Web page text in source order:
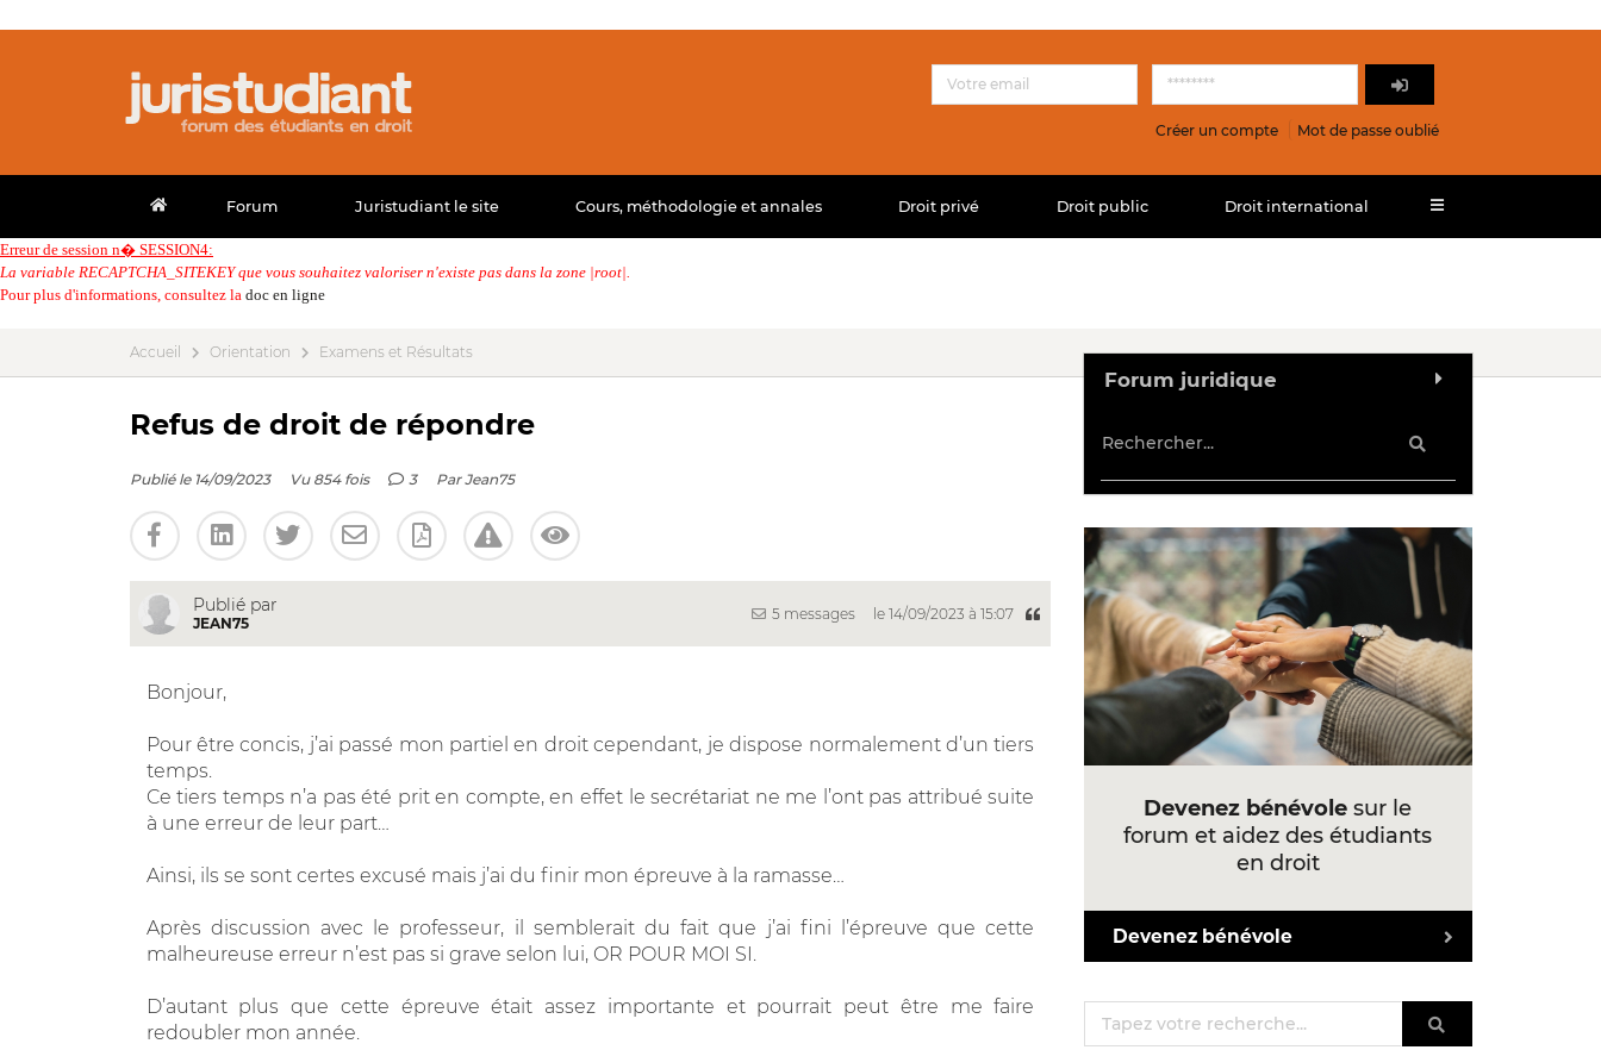
Créer un compte Mot de passe oublié
Forum Juristudiant le site Cours, méthodologie et annales Droit privé Droit public Droit international
Erreur de session n� SESSION4:
La variable RECAPTCHA_SITEKEY que vous souhaitez valoriser n'existe pas dans la zone |root|.
Pour plus d'informations, consultez la doc en ligne
Accueil Orientation Examens et Résultats
Refus de droit de répondre
Publié le 14/09/2023 Vu 854 fois 3 ParJean75
Publié par
JEAN75
5 messages le 14/09/2023 à 15:07
Bonjour,
Pour être concis, j’ai passé mon partiel en droit cependant, je dispose normalement d’un tiers
temps.
Ce tiers temps n’a pas été prit en compte, en effet le secrétariat ne me l’ont pas attribué suite
à une erreur de leur part…
Ainsi, ils se sont certes excusé mais j’ai du finir mon épreuve à la ramasse…
Après discussion avec le professeur, il semblerait du fait que j’ai fini l’épreuve que cette
malheureuse erreur n’est pas si grave selon lui, OR POUR MOI SI.
D’autant plus que cette épreuve était assez importante et pourrait peut être me faire
redoubler mon année.
Forum juridique
Devenez bénévole sur le
forum et aidez des étudiants
en droit
Devenez bénévole